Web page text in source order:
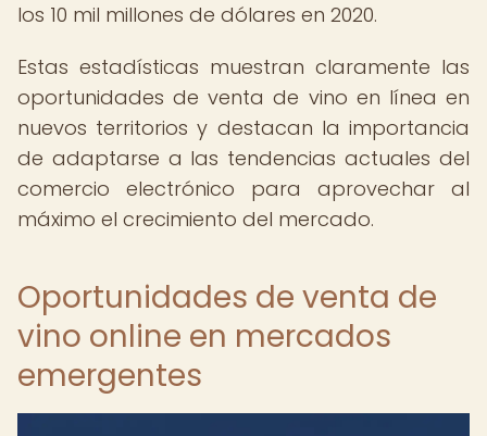
los 10 mil millones de dólares en 2020.
Estas estadísticas muestran claramente las
oportunidades de venta de vino en línea en
nuevos territorios y destacan la importancia
de adaptarse a las tendencias actuales del
comercio electrónico para aprovechar al
máximo el crecimiento del mercado.
Oportunidades de venta de
vino online en mercados
emergentes